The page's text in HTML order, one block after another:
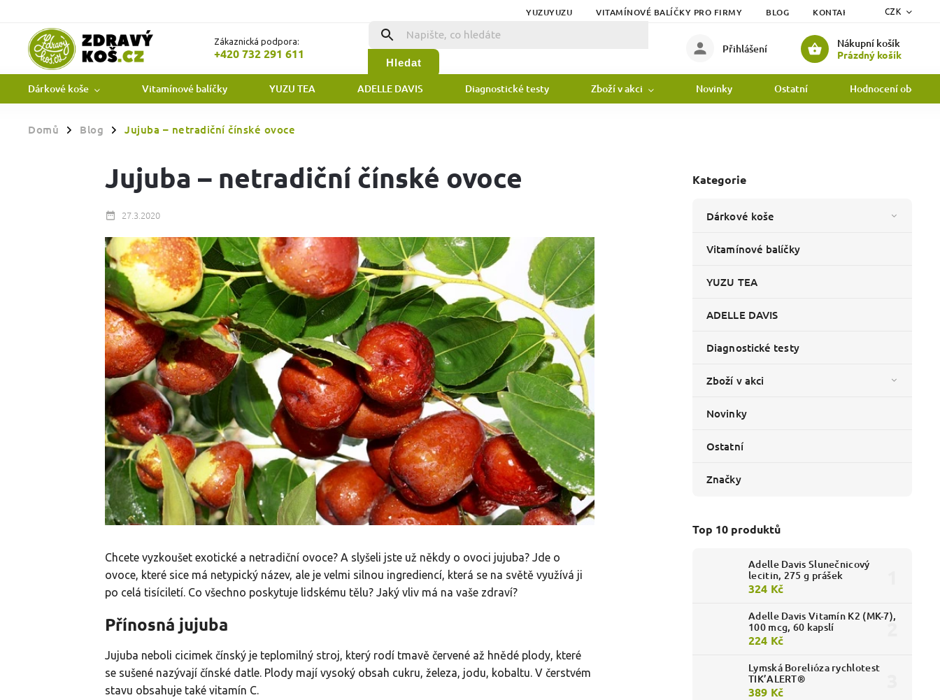
YUZUYUZU VITAMÍNOVÉ BALÍČKY PRO FIRMY BLOG KONTAKTY DOPRAVA
CZK
Zákaznická podpora:
+420 732 291 611
Hledat
Nákupní košík
Prázdný košík
Přihlášení
Dárkové koše Vitamínové balíčky YUZU TEA ADELLE DAVIS Diagnostické testy Zboží v akci Novinky Ostatní Hodnocení obchodu
Domů / Blog / Jujuba – netradiční čínské ovoce
Kategorie
Dárkové koše
Vitamínové balíčky
YUZU TEA
ADELLE DAVIS
Diagnostické testy
Zboží v akci
Novinky
Ostatní
Značky
Top 10 produktů
Adelle Davis Slunečnicový
lecitin, 275 g prášek
324 Kč
Adelle Davis Vitamín K2 (MK-7),
100 mcg, 60 kapslí
224 Kč
Lymská Borelióza rychlotest
TIK’ALERT®
389 Kč
Jujuba – netradiční čínské ovoce
27.3.2020
Chcete vyzkoušet exotické a netradiční ovoce? A slyšeli jste už někdy o ovoci jujuba? Jde o
ovoce, které sice má netypický název, ale je velmi silnou ingrediencí, která se na světě využívá ji
po celá tisíciletí. Co všechno poskytuje lidskému tělu? Jaký vliv má na vaše zdraví?
Přínosná jujuba
Jujuba neboli cicimek čínský je teplomilný stroj, který rodí tmavě červené až hnědé plody, které
se sušené nazývají čínské datle. Plody mají vysoký obsah cukru, železa, jodu, kobaltu. V čerstvém
stavu obsahuje také vitamín C.